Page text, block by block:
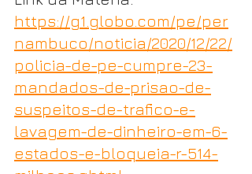
https://g1.globo.com/pe/per
nambuco/noticia/2020/12/22/
policia-de-pe-cumpre-23-
mandados-de-prisao-de-
suspeitos-de-trafico-e-
lavagem-de-dinheiro-em-6-
estados-e-bloqueia-r-514-